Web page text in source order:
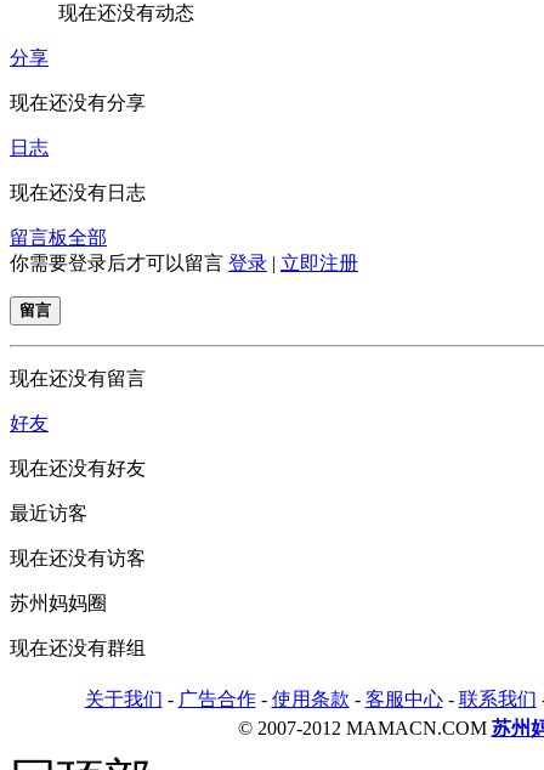
现在还没有动态
分享
现在还没有分享
日志
现在还没有日志
留言板全部
你需要登录后才可以留言 登录 | 立即注册
留言
现在还没有留言
好友
现在还没有好友
最近访客
现在还没有访客
苏州妈妈圈
现在还没有群组
关于我们 - 广告合作- 使用条款 - 客服中心- 联系我们
© 2007-2012 MAMACN.COM 苏州